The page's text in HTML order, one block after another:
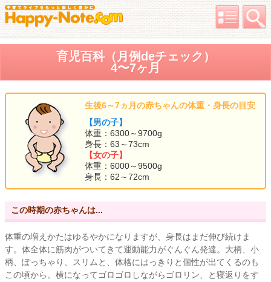
育児百科（月例deチェック）
4〜7ヶ月
生後6～7ヵ月の赤ちゃんの体重・身長の目安
【男の子】
体重：6300～9700g
身長：63～73cm
【女の子】
体重：6000～9500g
身長：62～72cm
この時期の赤ちゃんは...
体重の増えかたはゆるやかになりますが、身長はまだ伸び続けま
す。体全体に筋肉がついてきて運動能力がぐんぐん発達。大柄、小
柄、ぽっちゃり、スリムと、体格にはっきりと個性が出てくるのも
この頃から。横になってゴロゴロしながらゴロリン、と寝返りをす